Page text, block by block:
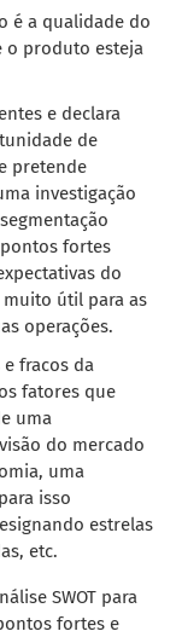
é a qualidade do
o produto esteja
e declara
de
pretende
investigação
fortes
do
útil para as
operações.
fracos da
fatores que
uma
do mercado
uma
isso
estrelas
etc.
SWOT para
fortes e